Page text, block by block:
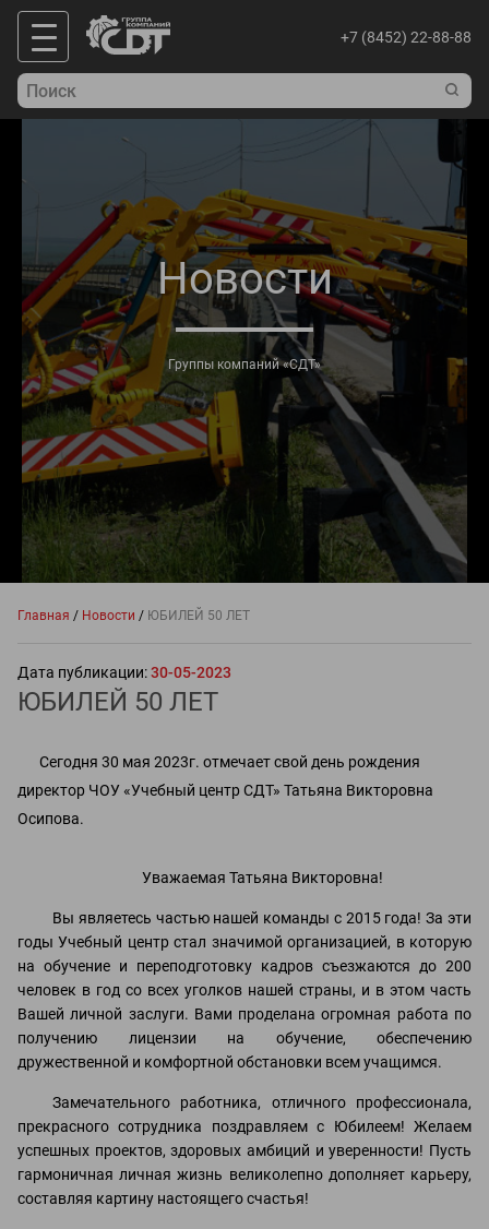
+7 (8452) 22-88-88
Новости
Группы компаний «СДТ»
Главная / Новости / ЮБИЛЕЙ 50 ЛЕТ
ЮБИЛЕЙ 50 ЛЕТ
Дата публикации:30-05-2023
Сегодня 30 мая 2023г. отмечает свой день рождения
директор ЧОУ «Учебный центр СДТ» Татьяна Викторовна
Осипова.
Уважаемая Татьяна Викторовна!
Вы являетесь частью нашей команды с 2015 года! За эти
годы Учебный центр стал значимой организацией, в которую
на обучение и переподготовку кадров съезжаются до 200
человек в год со всех уголков нашей страны, и в этом часть
Вашей личной заслуги. Вами проделана огромная работа по
получению лицензии на обучение, обеспечению
дружественной и комфортной обстановки всем учащимся.
Замечательного работника, отличного профессионала,
прекрасного сотрудника поздравляем с Юбилеем! Желаем
успешных проектов, здоровых амбиций и уверенности! Пусть
гармоничная личная жизнь великолепно дополняет карьеру,
составляя картину настоящего счастья!